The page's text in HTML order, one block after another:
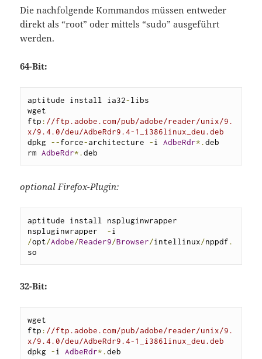
Die nachfolgende Kommandos müssen entweder
direkt als “root” oder mittels “sudo” ausgeführt
werden.
64-Bit:
aptitude install ia32-libs
wget
ftp: //ftp.adobe.com/pub/adobe/reader/unix/9.
x/9.4.0/deu/AdbeRdr9.4-1_i386linux_deu.deb
dpkg --force-architecture -i AdbeRdr*.deb
rm AdbeRdr*.deb
optional Firefox-Plugin:
aptitude install nspluginwrapper
nspluginwrapper -
/opt/Adobe/Reader9/Browser/intellinux/nppdf .
so
32-Bit:
wget
ftp: //ftp.adobe.com/pub/adobe/reader/unix/9.
x/9.4.0/deu/AdbeRdr9.4-1_i386linux_deu.deb
dpkg -i AdbeRdr*.deb